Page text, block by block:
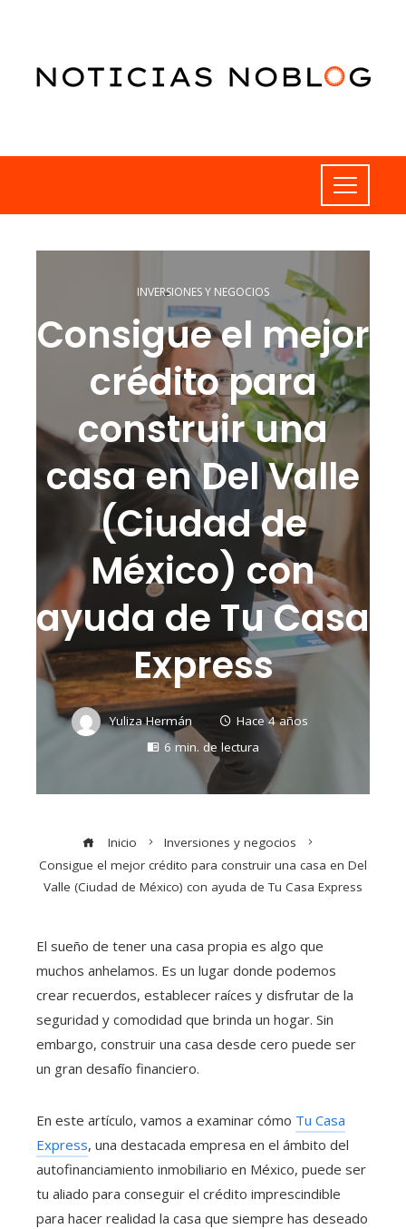
INVERSIONES Y NEGOCIOS
Consigue el mejor
crédito para
construir una
casa en Del Valle
(Ciudad de
México) con
ayuda de Tu Casa
Express
Yuliza Hermán
Hace 4 años
6 min. de lectura
Inicio
Inversiones y negocios
Consigue el mejor crédito para construir una casa en Del
Valle (Ciudad de México) con ayuda de Tu Casa Express
El sueño de tener una casa propia es algo que
muchos anhelamos. Es un lugar donde podemos
crear recuerdos, establecer raíces y disfrutar de la
seguridad y comodidad que brinda un hogar. Sin
embargo, construir una casa desde cero puede ser
un gran desafío financiero.
En este artículo, vamos a examinar cómo Tu Casa
Express, una destacada empresa en el ámbito del
autofinanciamiento inmobiliario en México, puede ser
tu aliado para conseguir el crédito imprescindible
para hacer realidad la casa que siempre has deseado